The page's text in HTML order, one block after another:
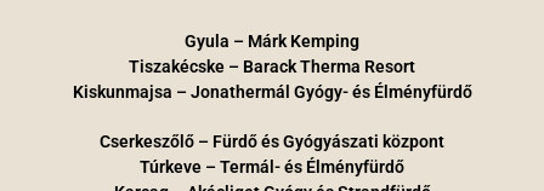
Gyula – Márk Kemping
Tiszakécske – Barack Therma Resort
Kiskunmajsa – Jonathermál Gyógy- és Élményfürdő
Cserkeszőlő – Fürdő és Gyógyászati központ
Túrkeve – Termál- és Élményfürdő